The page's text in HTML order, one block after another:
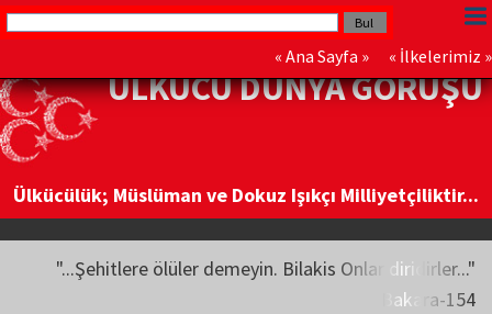
« Ana Sayfa » « İlkelerimiz »
ÜLKÜCÜ DÜNYA GÖRÜŞÜ
Ülkücülük; Müslüman ve Dokuz Işıkçı Milliyetçiliktir...
"...Şehitlere ölüler demeyin. Bilakis Onlar diridirler..."
Bakara-154